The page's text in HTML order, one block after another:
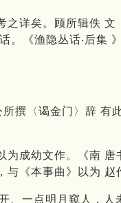
详矣。顾所辑佚
《渔隐丛话‧后集
撰〈谒金门〉辞
成幼文作。《南
《本事曲》以为 赵
一点明月窥人，